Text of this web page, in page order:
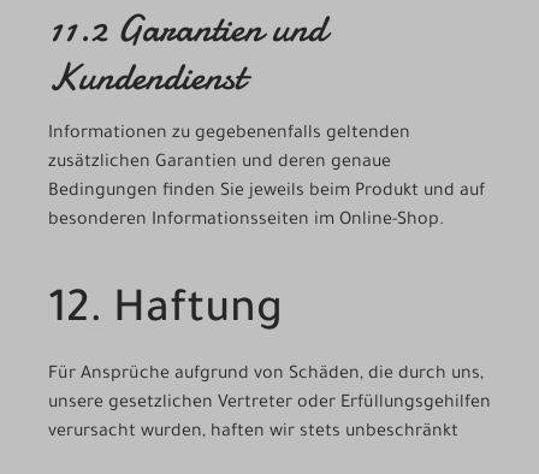
11.2 Garantien und
Kundendienst
Informationen zu gegebenenfalls geltenden
zusätzlichen Garantien und deren genaue
Bedingungen finden Sie jeweils beim Produkt und auf
besonderen Informationsseiten im Online-Shop.
12. Haftung
Für Ansprüche aufgrund von Schäden, die durch uns,
unsere gesetzlichen Vertreter oder Erfüllungsgehilfen
verursacht wurden, haften wir stets unbeschränkt